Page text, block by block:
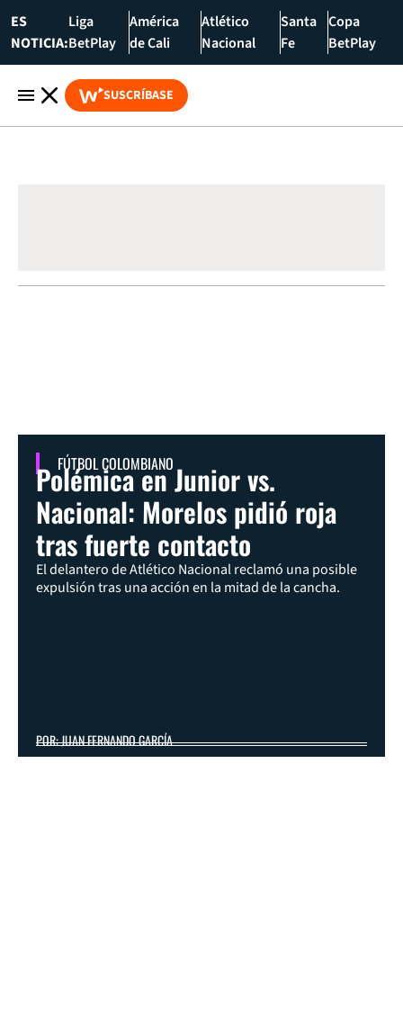
ES
NOTICIA:
Liga
BetPlay
América
de Cali
Atlético
Nacional
Santa
Fe
Copa
BetPlay
SUSCRÍBASE
FÚTBOL COLOMBIANO
Polémica en Junior vs.
Nacional: Morelos pidió roja
tras fuerte contacto
El delantero de Atlético Nacional reclamó una posible
expulsión tras una acción en la mitad de la cancha.
POR: JUAN FERNANDO GARCÍA